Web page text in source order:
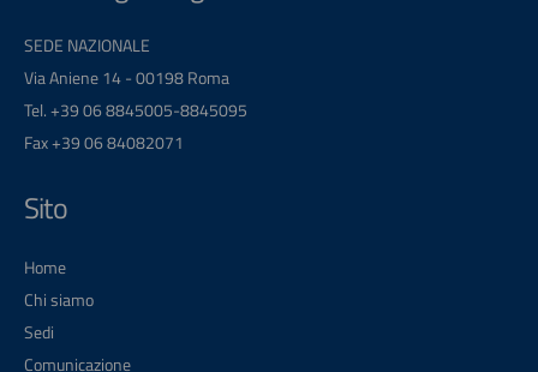
SEDE NAZIONALE
Via Aniene 14 - 00198 Roma
Tel. +39 06 8845005-8845095
Fax +39 06 84082071
Sito
Home
Chi siamo
Sedi
Comunicazione